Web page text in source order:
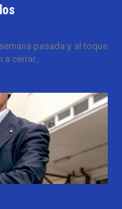
pasada y al toque
cerrar...